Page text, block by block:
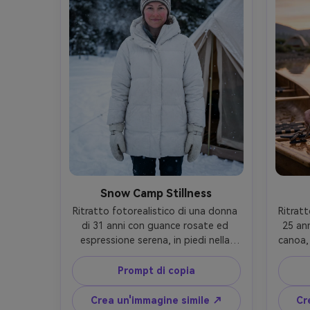
del profilo laterale delicato, umore
sognante pieno di stupore, dettagli
realistici sulla pelle e sui capelli,
stelle nitide, alta risoluzione,
cinematografico verde e ambra
grado- -ar 4:5
Snow Camp Stillness
Ritratto fotorealistico di una donna
di 31 anni con guance rosate ed
espressione serena, in piedi nella
neve accanto a una tenda invernale,
indossando un piumino bianco,
guanti isolati e una fascia a maglia,
campeggio alpino con fiocchi di neve
Prompt di copia
Crea un'immagine simile ↗
25